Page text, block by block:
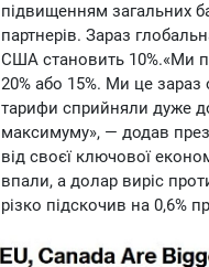
підвищенням загальних
партнерів. Зараз
США становить 10%.«Ми
20% або 15%. Ми це
тарифи сприйняли дуже
максимуму», — додав
від своєї ключової
впали, а долар виріс
різко підскочив на 0,6%
заявив, що Канада